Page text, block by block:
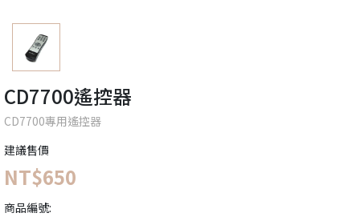
CD7700遙控器
CD7700專用遙控器
建議售價
NT$650
商品編號: